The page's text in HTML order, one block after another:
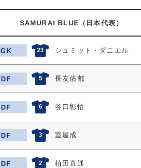
SAMURAI BLUE（日本代表）
GK 23 シュミット・ダニエル
DF 5 長友佑都
DF 6 谷口彰悟
DF 3 室屋成
DF 2 植田直通